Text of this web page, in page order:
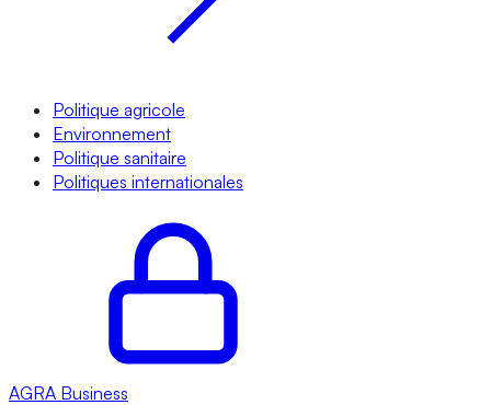
Politique agricole
Environnement
Politique sanitaire
Politiques internationales
AGRA Business